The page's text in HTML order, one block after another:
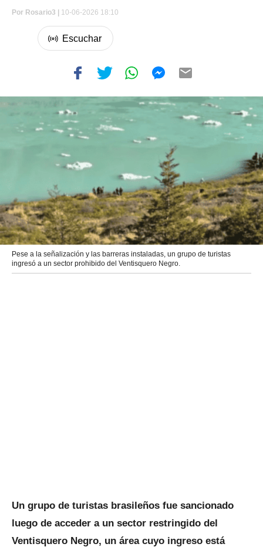
Por Rosario3 | 10-06-2026 18:10
Pese a la señalización y las barreras instaladas, un grupo de turistas
ingresó a un sector prohibido del Ventisquero Negro.
Un grupo de turistas brasileños fue sancionado
luego de acceder a un sector restringido del
Ventisquero Negro, un área cuyo ingreso está